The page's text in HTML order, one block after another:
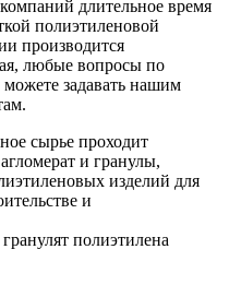
длительное время
полиэтиленовой
производится
любые вопросы по
задавать нашим
сырье проходит
и гранулы,
изделий для
и
полиэтилена